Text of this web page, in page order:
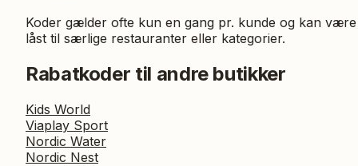
Koder gælder ofte kun en gang pr. kunde og kan være
låst til særlige restauranter eller kategorier.
Rabatkoder til andre butikker
Kids World
Viaplay Sport
Nordic Water
Nordic Nest